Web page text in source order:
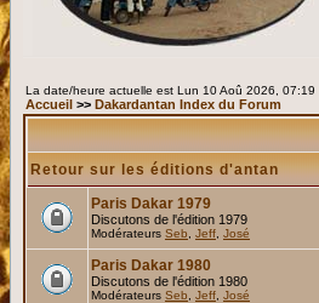
La date/heure actuelle est Lun 10 Aoû 2026, 07:19
Accueil >> Dakardantan Index du Forum
Retour sur les éditions d'antan
Paris Dakar 1979
Discutons de l'édition 1979
Modérateurs Seb Jeff José
Paris Dakar 1980
Discutons de l'édition 1980
Modérateurs Seb Jeff José